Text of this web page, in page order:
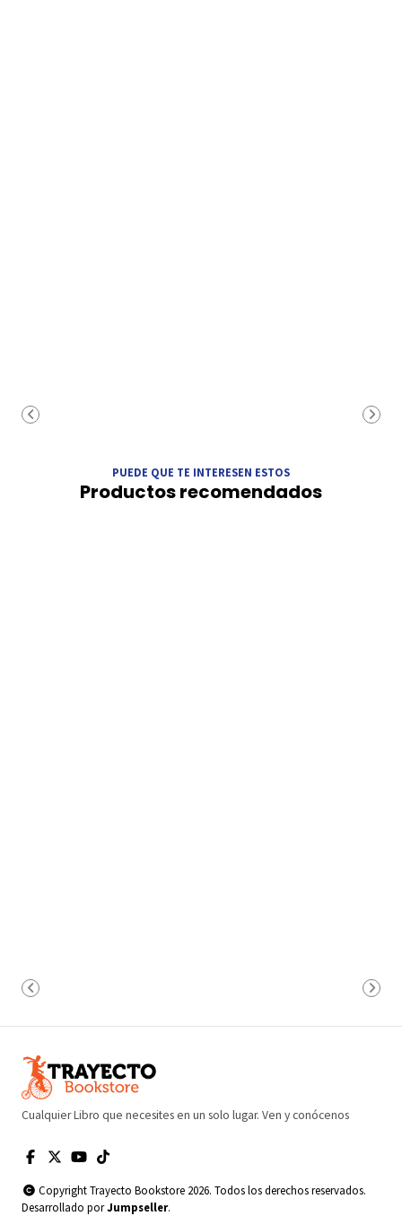
PUEDE QUE TE INTERESEN ESTOS
Productos recomendados
Cualquier Libro que necesites en un solo lugar. Ven y conócenos
Copyright Trayecto Bookstore 2026. Todos los derechos reservados.
Desarrollado porJumpseller.